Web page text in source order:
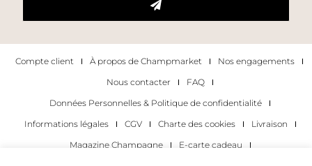
Compte client À propos de Champmarket
Nos engagements
Nous contacter
FAQ
Données Personnelles & Politique de confidentialité
Informations légales
CGV Charte des cookies
Livraison
Magazine Champagne
E-carte cadeau